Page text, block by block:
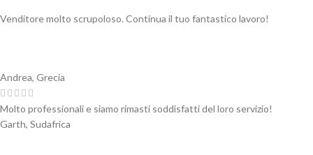
Venditore molto scrupoloso. Continua il tuo fantastico lavoro!
Andrea, Grecia
Molto professionali e siamo rimasti soddisfatti del loro servizio!
Garth, Sudafrica